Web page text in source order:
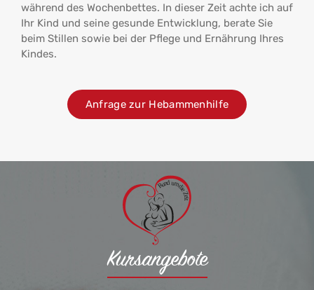
während des Wochenbettes. In dieser Zeit achte ich auf
Ihr Kind und seine gesunde Entwicklung, berate Sie
beim Stillen sowie bei der Pflege und Ernährung Ihres
Kindes.
Anfrage zur Hebammenhilfe
Rund umd
i
e
Z
e
i
t
Kursangebote